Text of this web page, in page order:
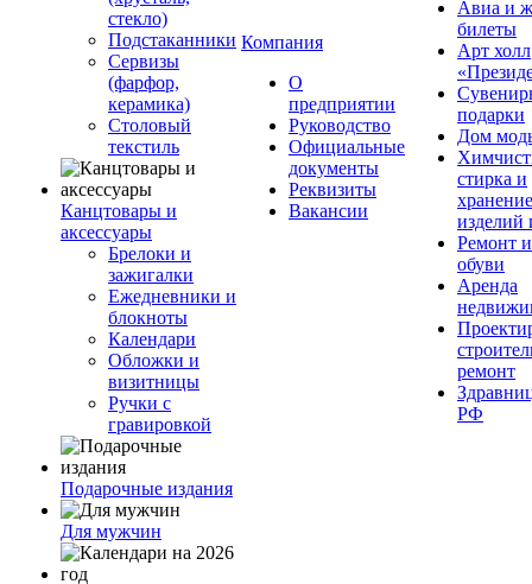
стекло)
Подстаканники
Сервизы
(фарфор,
керамика)
Столовый
текстиль
Канцтовары и
аксессуары
Брелоки и
зажигалки
Ежедневники и
блокноты
Календари
Обложки и
визитницы
Ручки с
гравировкой
Подарочные издания
Для мужчин
Компания
О
предприятии
Руководство
Официальные
документы
Реквизиты
Вакансии
Авиа и
билеты
Арт холл
подарки
Дом
стирка и
хранение
изделий
Ремонт
обуви
Аренда
ремонт
РФ